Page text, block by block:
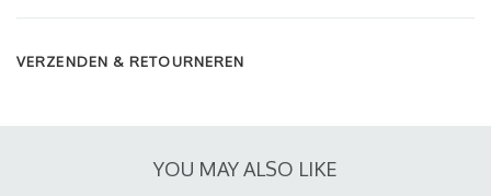
VERZENDEN & RETOURNEREN
YOU MAY ALSO LIKE